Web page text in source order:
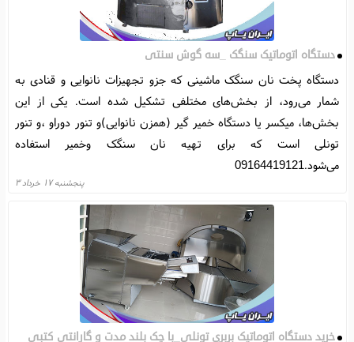
دستگاه اتوماتیک سنگک _سه گوش سنتی
دستگاه پخت نان سنگک ماشینی که جزو تجهیزات نانوایی و قنادی به
شمار می‌رود، از بخش‌های مختلفی تشکیل شده است. یکی از این
بخش‌ها، میکسر یا دستگاه خمیر گیر (همزن نانوایی)و تنور دوراو ،و تنور
تونلی است که برای تهیه نان سنگک وخمیر استفاده
می‌شود.09164419121
پنجشنبه ۱۷ خرداد ۳
خرید دستگاه اتوماتیک بربری تونلی_با چک بلند مدت و گارانتی کتبی